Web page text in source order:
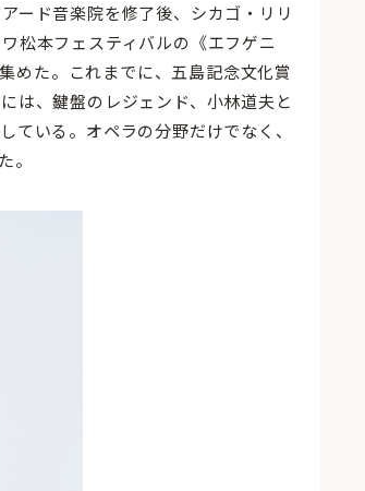
ード音楽院を修了後、シカゴ・リリ
松本フェスティバルの《エフゲニ
めた。これまでに、五島記念文化賞
は、鍵盤のレジェンド、小林道夫と
ている。オペラの分野だけでなく、
。